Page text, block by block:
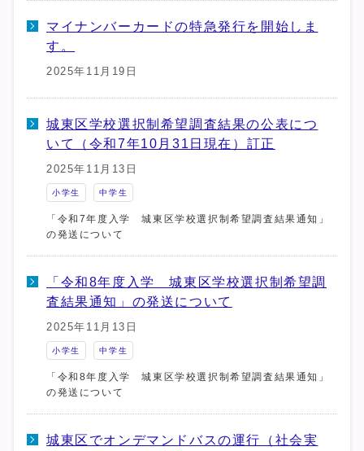
マイナンバーカードの特急発行を開始しま
す。
2025年11月19日
城東区学校選択制希望調査結果の公表につ
いて（令和7年10月31日現在）訂正
2025年11月13日
小学生 中学生
「令和7年度入学 城東区学校選択制希望調査結果通知」
の発送について
「令和8年度入学 城東区学校選択制希望調
査結果通知」の発送について
2025年11月13日
小学生 中学生
「令和8年度入学 城東区学校選択制希望調査結果通知」
の発送について
城東区でオンデマンドバスの運行（社会実